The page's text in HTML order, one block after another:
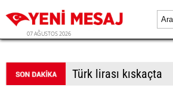
07 AĞUSTOS 2026